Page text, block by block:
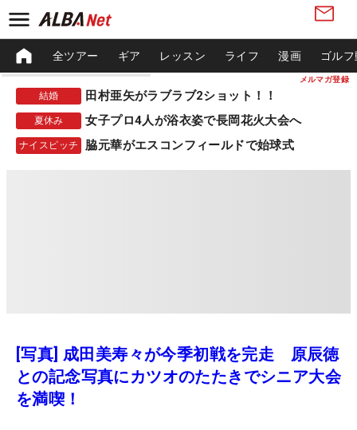
メルマガ登録
全ツアー ギア レッスン ライフ 漫画 ゴル
結婚 田村亜矢がラブラブ2ショット！！
夏休み 女子プロ4人が浴衣姿で長岡花火大会へ
ナイスピッチ 脇元華がエスコンフィールドで始球式
[写真] 成田美寿々が今季初戦を完走 原辰徳
との記念写真にカツオのたたきでシニア大会
を満喫！